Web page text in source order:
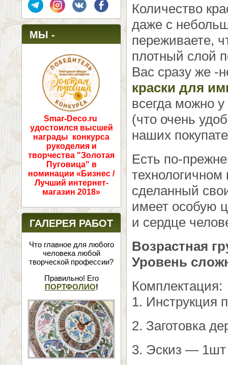
МЫ -
ПОБЕДИТЕЛИ!
Smar-Deco.ru
удостоился высшей
награды конкурса
рукоделия и
творчества "Золотая
Пуговица" в
номинации «Бизнес /
Лучший интернет-
магазин 2018»
ГАЛЕРЕЯ РАБОТ
Что главное для любого
человека любой
творческой профессии?
Правильно! Его
ПОРТФОЛИО!
Количество
даже с
переживаете,
плотный слой
Вас сразу же -
краски для
всегда можно
(что очень
наших
Есть по-
сделанный
имеет особую
и сердце
Возрастная
Уровень
Комплектация:
1. Инструкция
2. Заготовка
3. Эскиз — 1шт